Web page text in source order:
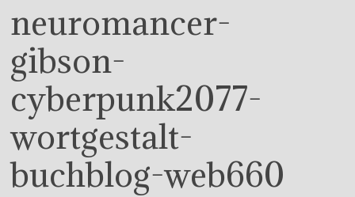
neuromancer-
gibson-
cyberpunk2077-
wortgestalt-
buchblog-web660